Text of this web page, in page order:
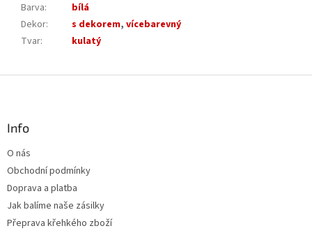
Barva:
bílá
Dekor: s dekorem, vícebarevný
Tvar: kulatý
Info
O nás
Obchodní podmínky
Doprava a platba
Jak balíme naše zásilky
Přeprava křehkého zboží